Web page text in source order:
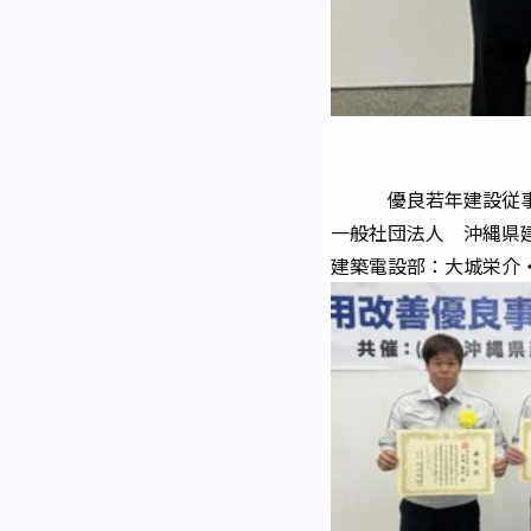
優良若年建設従
一般社団法人 沖縄県
建築電設部：大城栄介